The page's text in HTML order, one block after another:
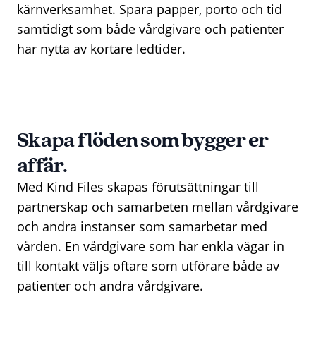
kärnverksamhet. Spara papper, porto och tid
samtidigt som både vårdgivare och patienter
har nytta av kortare ledtider.
Skapa flöden som bygger er
affär.
Med Kind Files skapas förutsättningar till
partnerskap och samarbeten mellan vårdgivare
och andra instanser som samarbetar med
vården. En vårdgivare som har enkla vägar in
till kontakt väljs oftare som utförare både av
patienter och andra vårdgivare.